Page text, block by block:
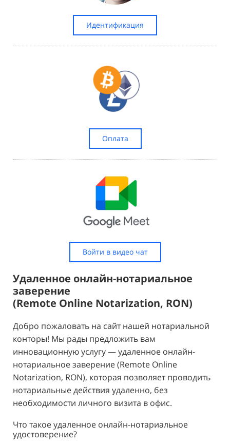
Идентификация
Оплата
Войти в видео чат
Удаленное онлайн-нотариальное
заверение
(Remote Online Notarization, RON)
Добро пожаловать на сайт нашей нотариальной
конторы! Мы рады предложить вам
инновационную услугу — удаленное онлайн-
нотариальное заверение (Remote Online
Notarization, RON), которая позволяет проводить
нотариальные действия удаленно, без
необходимости личного визита в офис.
Что такое удаленное онлайн-нотариальное
удостоверение?